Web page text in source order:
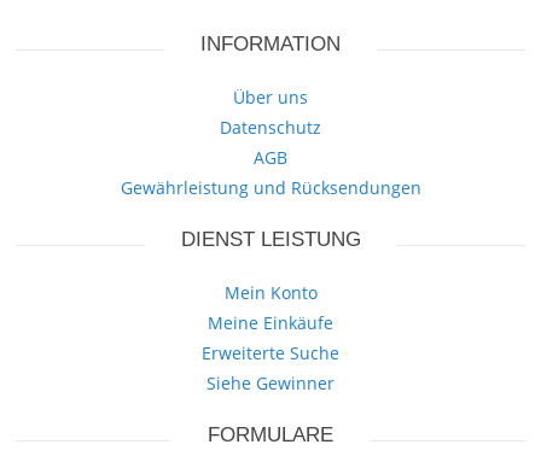
INFORMATION
Über uns
Datenschutz
AGB
Gewährleistung und Rücksendungen
DIENST LEISTUNG
Mein Konto
Meine Einkäufe
Erweiterte Suche
Siehe Gewinner
FORMULARE